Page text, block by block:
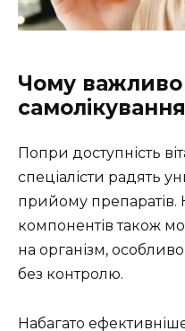
Чому
Попри доступність
спеціалісти радять
прийому
компонентів також
на організм,
без контролю.
Набагато